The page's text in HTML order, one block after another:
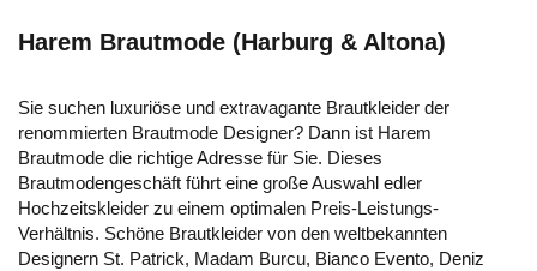
Harem Brautmode (Harburg & Altona)
Sie suchen luxuriöse und extravagante Brautkleider der
renommierten Brautmode Designer? Dann ist Harem
Brautmode die richtige Adresse für Sie. Dieses
Brautmodengeschäft führt eine große Auswahl edler
Hochzeitskleider zu einem optimalen Preis-Leistungs-
Verhältnis. Schöne Brautkleider von den weltbekannten
Designern St. Patrick, Madam Burcu, Bianco Evento, Deniz